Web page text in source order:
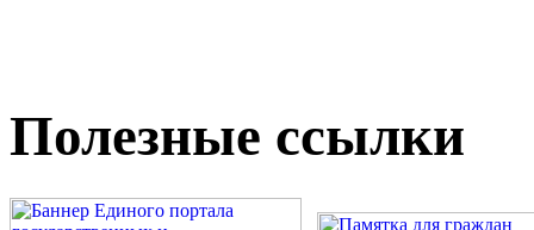
Полезные ссылки